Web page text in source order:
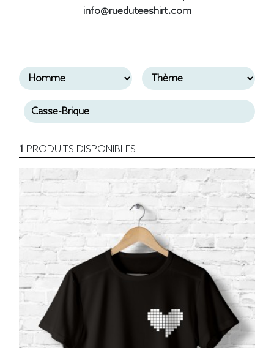
info@rueduteeshirt.com
1 PRODUITS DISPONIBLES